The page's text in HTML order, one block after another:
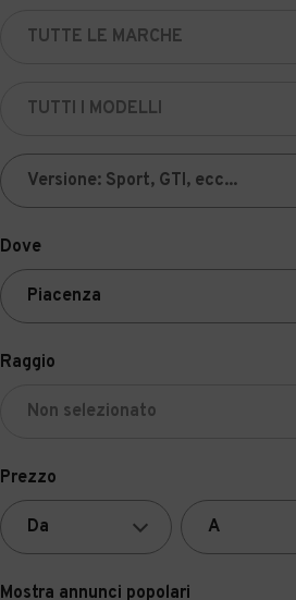
Dove
Raggio
Prezzo
Mostra annunci popolari